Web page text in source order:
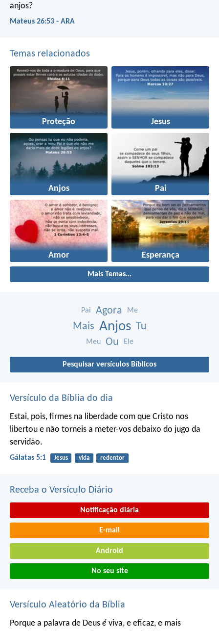
anjos?
Mateus 26:53 - ARA
Temas relacionados
Proteção Jesus
Anjos Pai
Amor Esperança
Mais Temas...
Pai Agora Me
Mais Anjos Tu
Meu Ou Ele
Pesquisar versículos Bíblicos
Versículo da Bíblia do dia
Estai, pois, firmes na liberdade com que Cristo nos
libertou e não torneis a meter-vos debaixo do jugo da
servidão.
Gálatas 5:1 Jesus vida redentor
Receba o Versículo Diário
Notificação diária
E-mail
Android
No seu site
Versículo Aleatório da Bíblia
Porque a palavra de Deus é viva, e eficaz, e mais